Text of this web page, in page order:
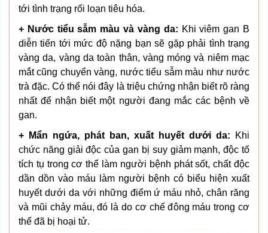
tới tình trạng rối loạn tiêu hóa.
+ Nước tiểu sẫm màu và vàng da: Khi viêm gan B
diễn tiến tới mức độ nặng bạn sẽ gặp phải tình trạng
vàng da, vàng da toàn thân, vàng móng và niêm mạc
mắt cũng chuyển vàng, nước tiểu sẫm màu như nước
trà đặc. Có thể nói đây là triệu chứng nhận biết rõ ràng
nhất để nhận biết một người đang mắc các bệnh về
gan.
+ Mẩn ngứa, phát ban, xuất huyết dưới da:
Khi
chức năng giải độc của gan bị suy giảm mạnh, độc tố
tích tụ trong cơ thể làm người bệnh phát sốt, chất độc
dần dồn vào máu làm người bệnh có biểu hiện xuất
huyết dưới da với những điểm ứ máu nhỏ, chân răng
và mũi chảy máu, đó là do cơ chế đông máu trong cơ
thể đã bị hoại tử.